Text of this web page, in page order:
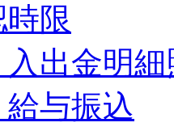
限
出金明細
与振込